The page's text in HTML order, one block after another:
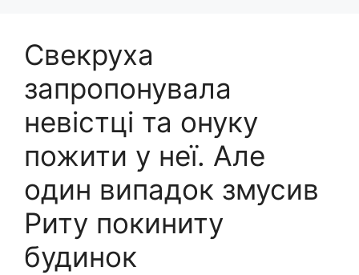
Свекруха
запропонувала
невістці та онуку
пожити у неї. Але
один випадок змусив
Риту покиниту
будинок